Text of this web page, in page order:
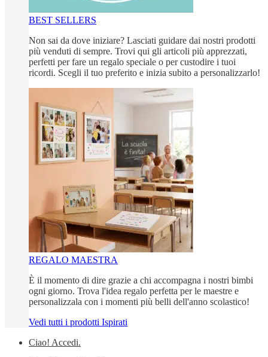
BEST SELLERS
Non sai da dove iniziare? Lasciati guidare dai nostri prodotti
più venduti di sempre. Trovi qui gli articoli più apprezzati,
perfetti per fare un regalo speciale o per custodire i tuoi
ricordi. Scegli il tuo preferito e inizia subito a personalizzarlo!
REGALO MAESTRA
È il momento di dire grazie a chi accompagna i nostri bimbi
ogni giorno. Trova l'idea regalo perfetta per le maestre e
personalizzala con i momenti più belli dell'anno scolastico!
Vedi tutti i prodotti Ispirati
Ciao! Accedi.